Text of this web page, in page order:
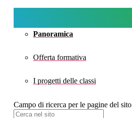
Panoramica
Offerta formativa
I progetti delle classi
Campo di ricerca per le pagine del sito